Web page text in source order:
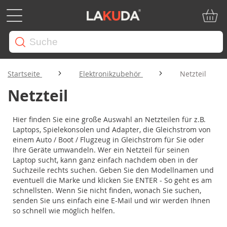
Startseite Elektronikzubehör Netzteil
Netzteil
Hier finden Sie eine große Auswahl an Netzteilen für z.B.
Laptops, Spielekonsolen und Adapter, die Gleichstrom von
einem Auto / Boot / Flugzeug in Gleichstrom für Sie oder
Ihre Geräte umwandeln. Wer ein Netzteil für seinen
Laptop sucht, kann ganz einfach nachdem oben in der
Suchzeile rechts suchen. Geben Sie den Modellnamen und
eventuell die Marke und klicken Sie ENTER - So geht es am
schnellsten. Wenn Sie nicht finden, wonach Sie suchen,
senden Sie uns einfach eine E-Mail und wir werden Ihnen
so schnell wie möglich helfen.